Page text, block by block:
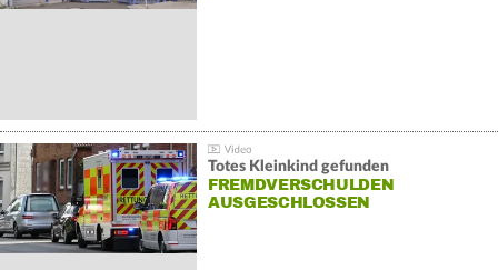
Totes Kleinkind gefunden
FREMDVERSCHULDEN
AUSGESCHLOSSEN